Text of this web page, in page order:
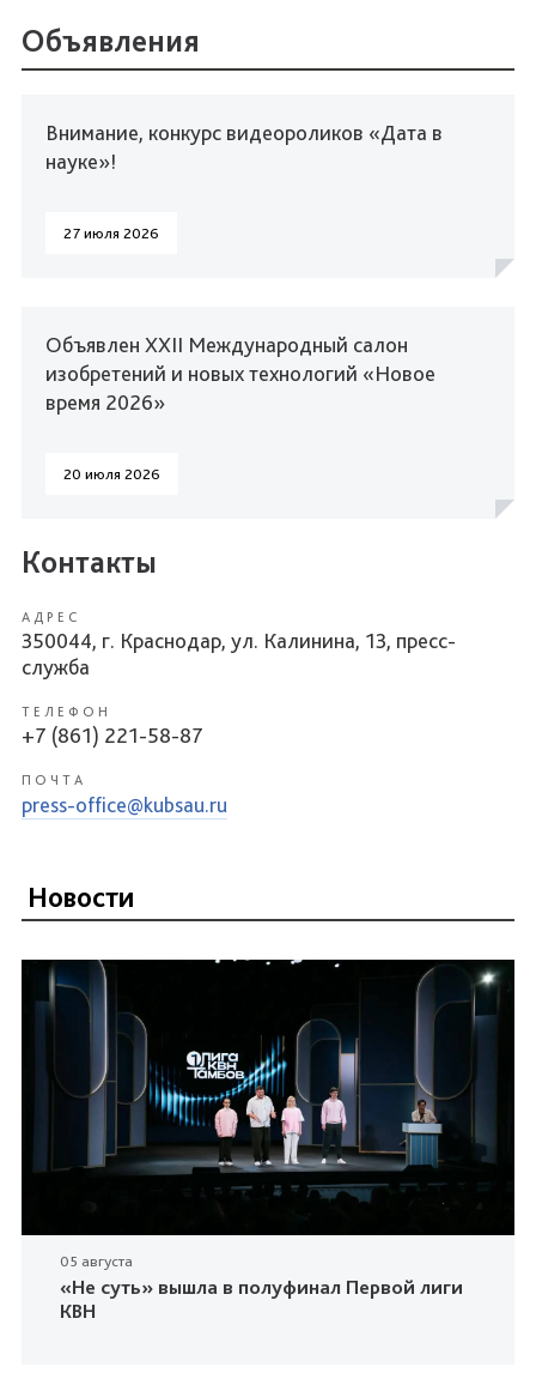
Объявления
Внимание, конкурс видеороликов «Дата в
науке»!
27 июля 2026
Объявлен XXII Международный салон
изобретений и новых технологий «Новое
время 2026»
20 июля 2026
Контакты
АДРЕС
350044, г. Краснодар, ул. Калинина, 13, пресс-
служба
ТЕЛЕФОН
+7 (861) 221-58-87
ПОЧТА
press-office@kubsau.ru
Новости
05 августа
«Не суть» вышла в полуфинал Первой лиги
КВН